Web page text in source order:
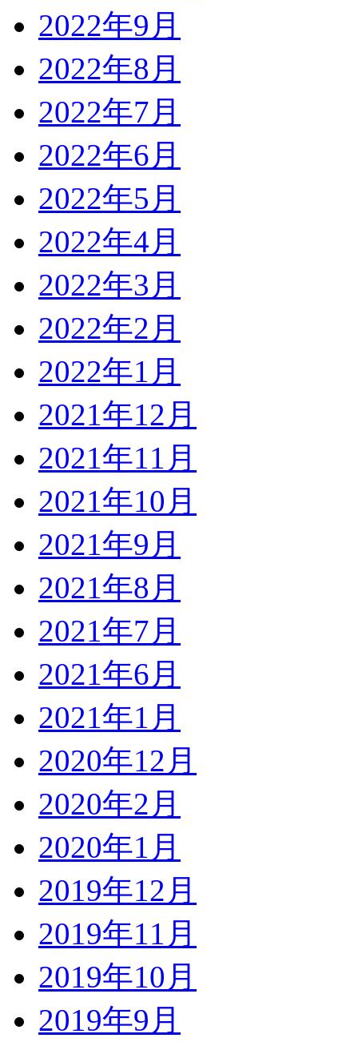
2022年9月
2022年8月
2022年7月
2022年6月
2022年5月
2022年4月
2022年3月
2022年2月
2022年1月
2021年12月
2021年11月
2021年10月
2021年9月
2021年8月
2021年7月
2021年6月
2021年1月
2020年12月
2020年2月
2020年1月
2019年12月
2019年11月
2019年10月
2019年9月